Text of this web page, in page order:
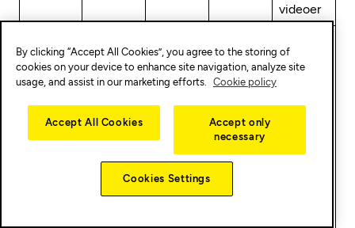
videoer
er en
hosting
By clicking “Accept All Cookies”, you agree to the storing of
cookies on your device to enhance site navigation, analyze site
usage, and assist in our marketing efforts.
Cookie policy
Accept All Cookies
Accept only
necessary
Cookies Settings